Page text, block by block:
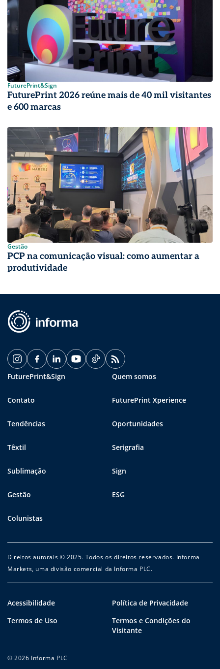
FuturePrint&Sign
FuturePrint 2026 reúne mais de 40 mil visitantes
e 600 marcas
Gestão
PCP na comunicação visual: como aumentar a
produtividade
FuturePrint&Sign Quem somos
Contato FuturePrint Xperience
Tendências Oportunidades
Têxtil Serigrafia
Sublimação Sign
Gestão ESG
Colunistas
Direitos autorais © 2025. Todos os direitos reservados. Informa
Markets, uma divisão comercial da Informa PLC.
Acessibilidade
Política de Privacidade
Termos de Uso
Termos e Condições do
Visitante
© 2026 Informa PLC